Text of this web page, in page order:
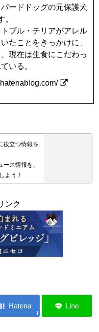
ードドッグの元保護犬
。
ブル・テリアがアレル
たことをきっかけに、
現在は生食にこだわっ
いる。
役立つ情報を
ス情報を、
よう！
ンク